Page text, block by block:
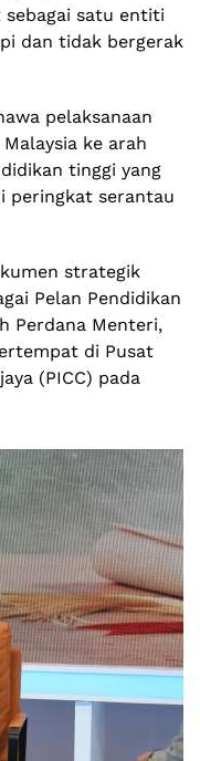
satu entiti
dan tidak bergerak
pelaksanaan
ke arah
tinggi yang
peringkat serantau
strategik
Pelan Pendidikan
Perdana Menteri,
di Pusat
(PICC) pada